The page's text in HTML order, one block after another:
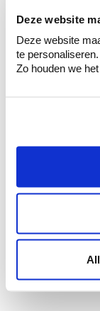
Deze website
Deze website
te personaliseren.
Zo houden we
te
Krijg
Krijg
en je
Krijg